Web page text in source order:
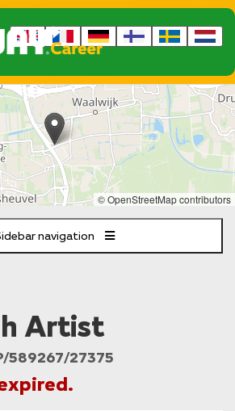
© OpenStreetMap contributors
navigation
Artist
589267/27375